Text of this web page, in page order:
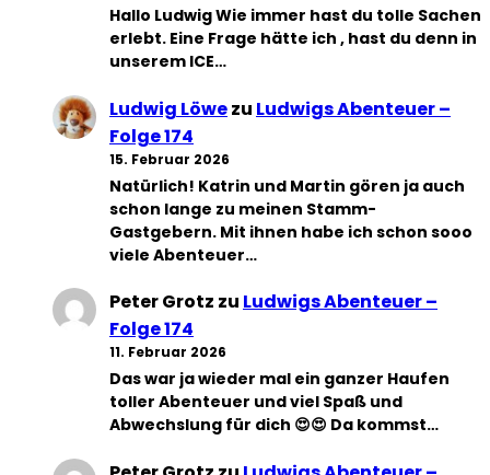
Hallo Ludwig Wie immer hast du tolle Sachen
erlebt. Eine Frage hätte ich , hast du denn in
unserem ICE…
Ludwig Löwezu Ludwigs Abenteuer –
Folge 174
15. Februar 2026
Natürlich! Katrin und Martin gören ja auch
schon lange zu meinen Stamm-
Gastgebern. Mit ihnen habe ich schon sooo
viele Abenteuer…
Peter Grotz zu Ludwigs Abenteuer –
Folge 174
11. Februar 2026
Das war ja wieder mal ein ganzer Haufen
toller Abenteuer und viel Spaß und
Abwechslung für dich 😍😍 Da kommst…